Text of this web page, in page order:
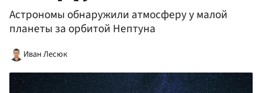
Астрономы обнаружили атмосферу у малой
планеты за орбитой Нептуна
Иван Лесюк